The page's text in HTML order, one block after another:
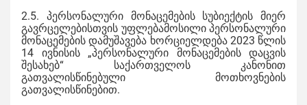
2.5. პერსონალური მონაცემების სუბიექტის მიერ
გავრცელებისთვის უფლებამოსილი პერსონალური
მონაცემების დამუშავება ხორციელდება 2023 წლის
14 ივნისის „პერსონალური მონაცემების დაცვის
შესახებ“ საქართველოს კანონით
გათვალისწინებული მოთხოვნების
გათვალისწინებით.